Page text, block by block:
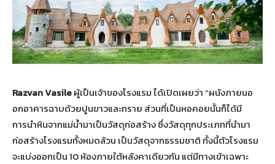
Razvan Vasileผู้เป็นเจ้าของโรงแรม ได้เปิดเผยว่า “ผนังภายนอ
อกอาคารฉาบด้วยปูนขาวและทราย ส่วนที่เป็นหอคอยนั้นก็ได้มี
การนำหินจากแม่น้ำมาเป็นวัสดุก่อสร้าง ซึ่งวัสดุทุกประเภทที่นำมา
ก่อสร้างโรงแรมทั้งหมดล้วน เป็นวัสดุจากธรรมชาติ ทั้งนี้ตัวโรงแรม
จะแบ่งออกเป็น 10 ห้องภายใต้หลังคาเดียวกัน แต่มีทางเข้าเฉพาะ